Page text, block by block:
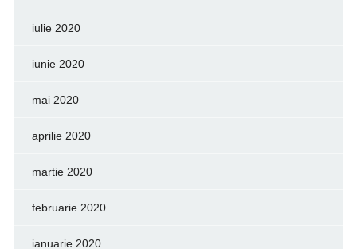
iulie 2020
iunie 2020
mai 2020
aprilie 2020
martie 2020
februarie 2020
ianuarie 2020